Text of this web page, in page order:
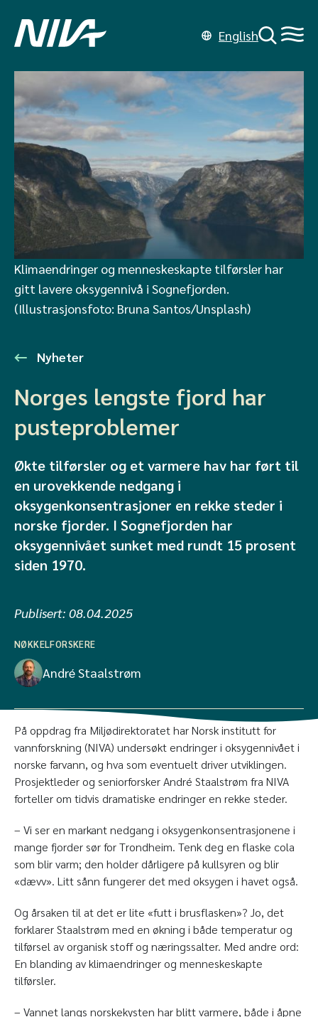
English
Klimaendringer og menneskeskapte tilførsler har
gitt lavere oksygennivå i Sognefjorden.
(Illustrasjonsfoto: Bruna Santos/Unsplash)
Nyheter
Norges lengste fjord har
pusteproblemer
Økte tilførsler og et varmere hav har ført til
en urovekkende nedgang i
oksygenkonsentrasjoner en rekke steder i
norske fjorder. I Sognefjorden har
oksygennivået sunket med rundt 15 prosent
siden 1970.
Publisert: 08.04.2025
NØKKELFORSKERE
André Staalstrøm
På oppdrag fra Miljødirektoratet har Norsk institutt for
vannforskning (NIVA) undersøkt endringer i oksygennivået i
norske farvann, og hva som eventuelt driver utviklingen.
Prosjektleder og seniorforsker André Staalstrøm fra NIVA
forteller om tidvis dramatiske endringer en rekke steder.
– Vi ser en markant nedgang i oksygenkonsentrasjonene i
mange fjorder sør for Trondheim. Tenk deg en flaske cola
som blir varm; den holder dårligere på kullsyren og blir
«dævv». Litt sånn fungerer det med oksygen i havet også.
Og årsaken til at det er lite «futt i brusflasken»? Jo, det
forklarer Staalstrøm med en økning i både temperatur og
tilførsel av organisk stoff og næringssalter. Med andre ord:
En blanding av klimaendringer og menneskeskapte
tilførsler.
– Vannet langs norskekysten har blitt varmere, både i åpne